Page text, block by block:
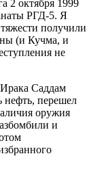
2 октября 1999
РГД-5. Я
получили
(и Кучма, и
не
Саддам
нефть, перешел
оружия
и